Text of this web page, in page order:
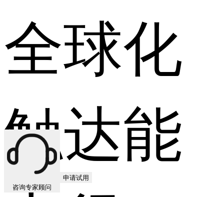
全球化
触达能
咨询专家顾问
申请试用